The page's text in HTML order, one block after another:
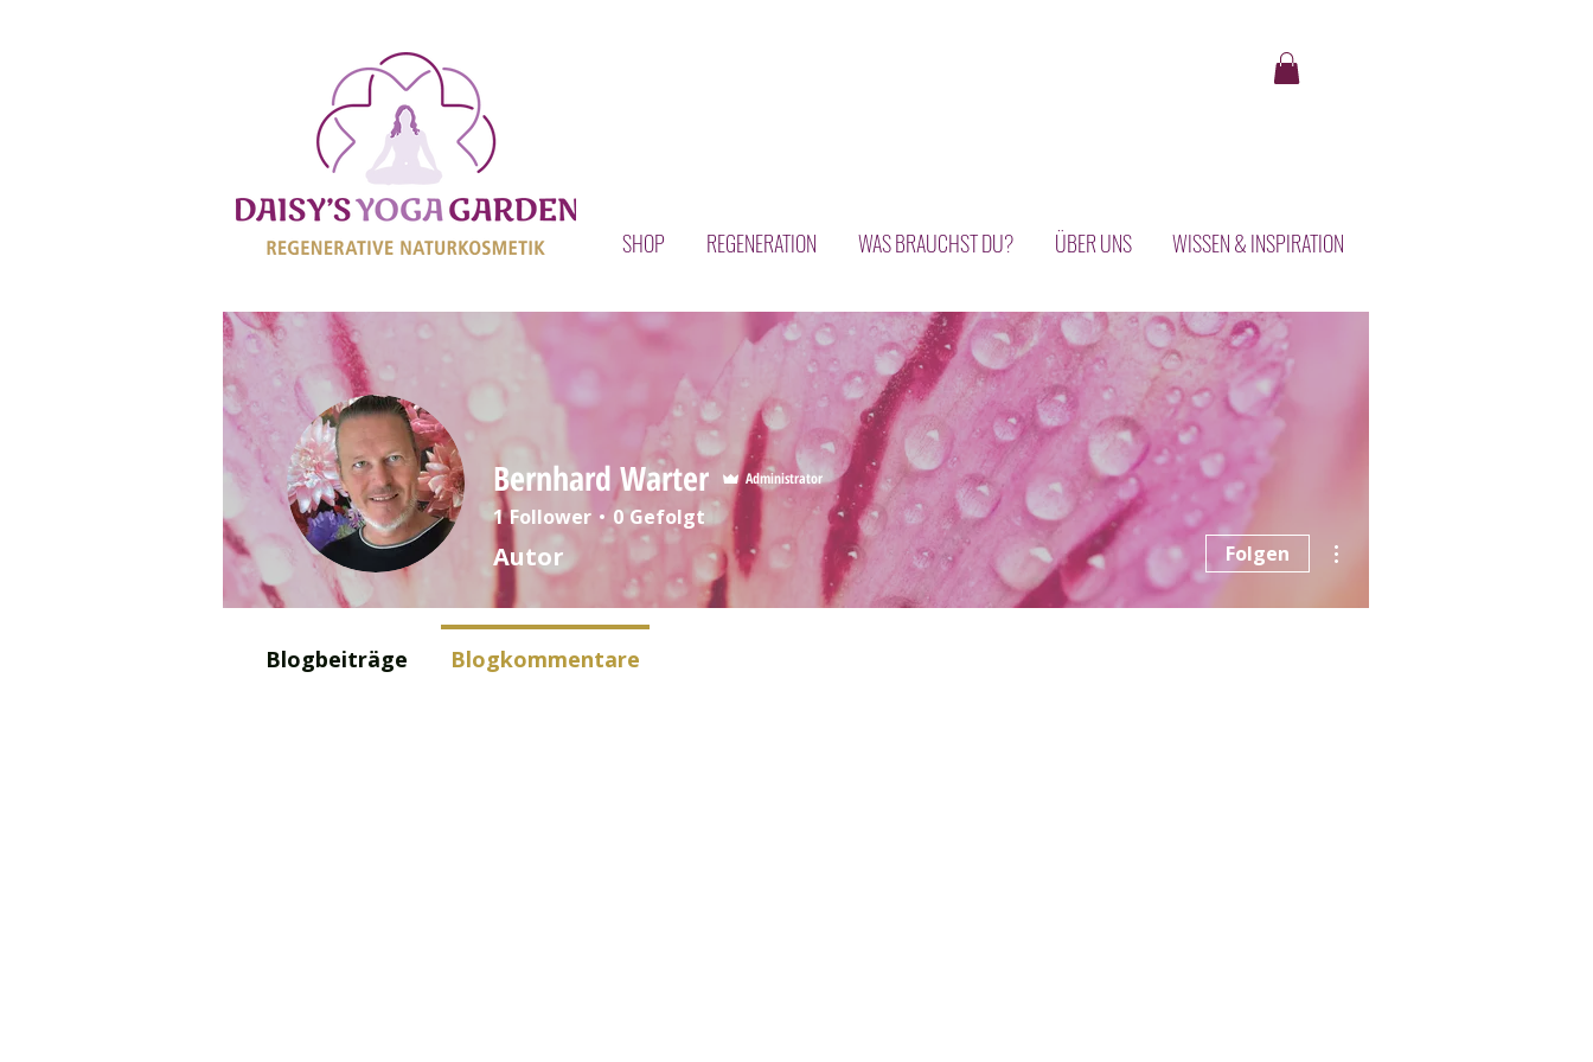
SHOP REGENERATION WAS BRAUCHST DU? ÜBER UNS WISSEN & INSPIRATION
Bernhard Warter Administrator
1 Follower 0 Gefolgt
Autor Folgen
Blogbeiträge Blogkommentare